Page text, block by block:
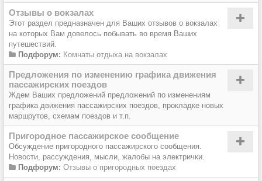
Отзывы о вокзалах
Этот раздел предназначен для Ваших отзывов о вокзалах
на которых Вам довелось побывать во время Ваших
путешествий.
Подфорум: Комнаты отдыха на вокзалах
Предложения по изменению графика движения
пассажирских поездов
Ждем Ваших предложений предложений по изменениям
графика движения пассажирских поездов, прокладке новых
маршрутов, схемам поездов и т.п.
Пригородное пассажирское сообщение
Обсуждение пригородного пассажирского сообщения.
Новости, рассуждения, мысли, жалобы на электрички.
Подфорум: Отзывы о пригородных поездах